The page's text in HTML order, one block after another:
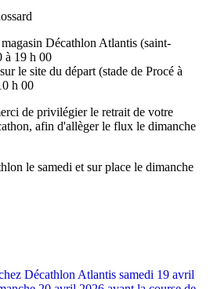
Décathlon Atlantis (saint-
à 19 h 00
le site du départ (stade de Procé à
h 00
de privilégier le retrait de votre
afin d'allèger le flux le dimanche
le samedi et sur place le dimanche
Décathlon Atlantis samedi 19 avril